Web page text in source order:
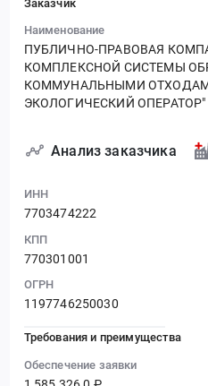
Заказчик
Наименование
ПУБЛИЧНО-ПРАВОВАЯ
КОМПЛЕКСНОЙ СИСТЕМЫ
КОММУНАЛЬНЫМИ
ЭКОЛОГИЧЕСКИЙ ОПЕРАТОР"
Анализ заказчика
ИНН
7703474222
КПП
770301001
ОГРН
1197746250030
Требования и преимущества
Обеспечение заявки